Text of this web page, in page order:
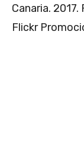
Canaria.
Flickr